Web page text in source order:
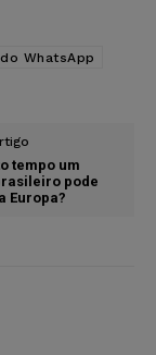
WhatsApp
tempo um
pode
Europa?